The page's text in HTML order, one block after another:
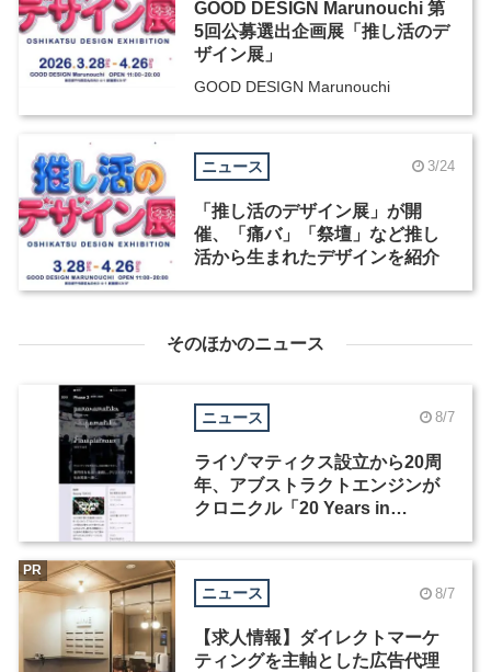
GOOD DESIGN Marunouchi 第
5回公募選出企画展「推し活のデ
ザイン展」
GOOD DESIGN Marunouchi
ニュース 3/24
「推し活のデザイン展」が開
催、「痛バ」「祭壇」など推し
活から生まれたデザインを紹介
そのほかのニュース
ニュース 8/7
ライゾマティクス設立から20周
年、アブストラクトエンジンが
クロニクル「20 Years in
ニュース 8/7
【求人情報】ダイレクトマーケ
ティングを主軸とした広告代理
PR